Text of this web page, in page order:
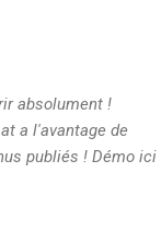
absolument !
a l'avantage de
publiés ! Démo ici